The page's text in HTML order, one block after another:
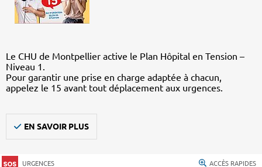
Le CHU de Montpellier active le Plan Hôpital en Tension –
Niveau 1.
Pour garantir une prise en charge adaptée à chacun,
appelez le 15 avant tout déplacement aux urgences.
EN SAVOIR PLUS
URGENCES ACCÈS RAPIDES